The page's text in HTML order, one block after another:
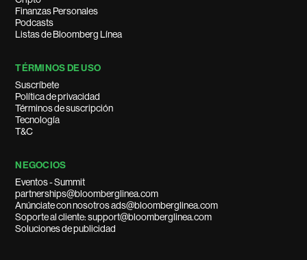
Finanzas Personales
Podcasts
Listas de Bloomberg Línea
TÉRMINOS DE USO
Suscríbete
Política de privacidad
Términos de suscripción
Tecnología
T&C
NEGOCIOS
Eventos - Summit
partnerships@bloomberglinea.com
Anúnciate con nosotros ads@bloomberglinea.com
Soporte al cliente: support@bloomberglinea.com
Soluciones de publicidad